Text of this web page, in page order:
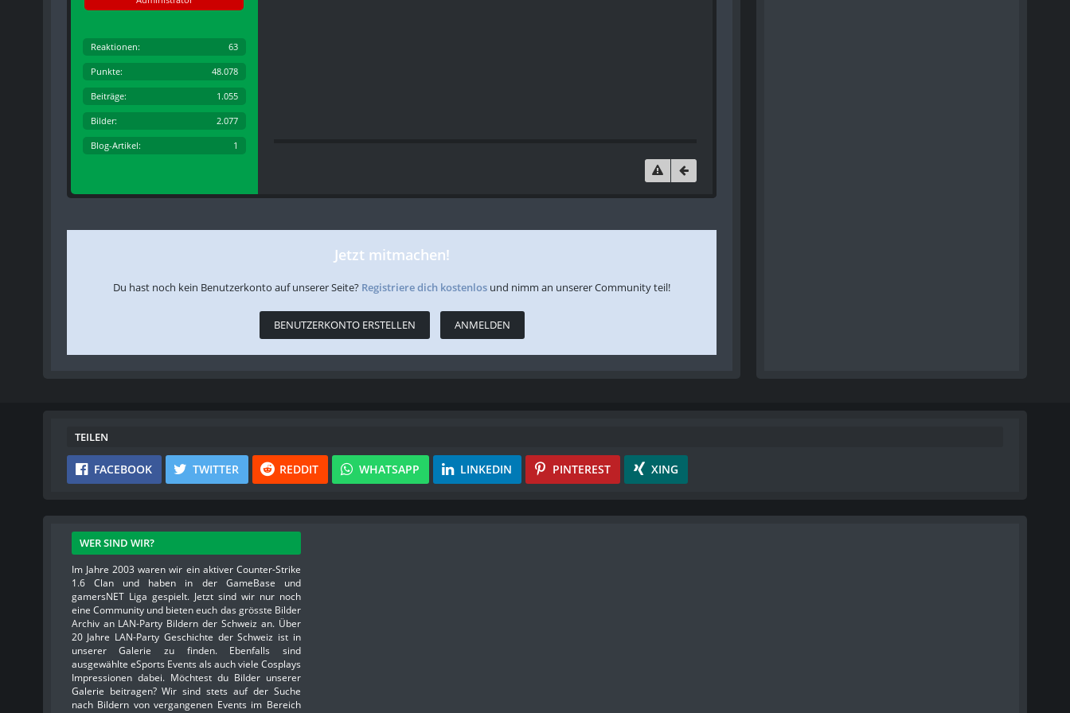
Reaktionen 63
Punkte 48.078
Beiträge 1.055
Bilder 2.077
Blog-Artikel 1
Jetzt mitmachen!
Du hast noch kein Benutzerkonto auf unserer Seite? Registriere dich kostenlos und nimm an unserer Community teil!
BENUTZERKONTO ERSTELLEN ANMELDEN
TEILEN
FACEBOOK TWITTER REDDIT WHATSAPP LINKEDIN PINTEREST XING
WER SIND WIR?
Im Jahre 2003 waren wir ein aktiver Counter-Strike
1.6 Clan und haben in der GameBase und
gamersNET Liga gespielt. Jetzt sind wir nur noch
eine Community und bieten euch das grösste Bilder
Archiv an LAN-Party Bildern der Schweiz an. Über
20 Jahre LAN-Party Geschichte der Schweiz ist in
unserer Galerie zu finden. Ebenfalls sind
ausgewählte eSports Events als auch viele Cosplays
Impressionen dabei. Möchtest du Bilder unserer
Galerie beitragen? Wir sind stets auf der Suche
nach Bildern von vergangenen Events im Bereich